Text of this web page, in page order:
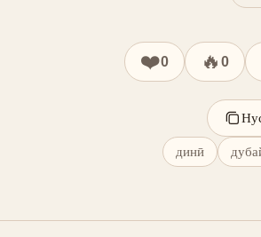
❤️0 🔥 0
динӣ